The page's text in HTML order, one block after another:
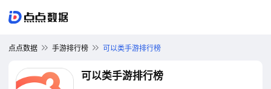
点点数据 手游排行榜 可以类手游排行榜
可以类手游排行榜